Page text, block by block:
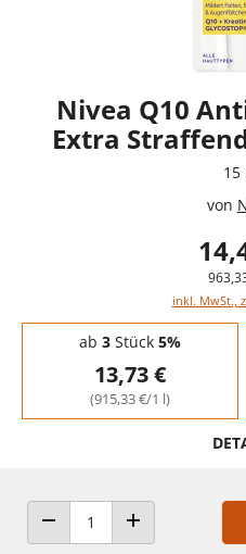
Nivea Q10
Extra
15
von
inkl. MwSt.,
Staffelpreise - Mengenrabatt
ab 3Stück 5%
13,73 €
(915,33 €/1 l)
ANZAHL VERRINGERNANZAHL ERHÖHEN